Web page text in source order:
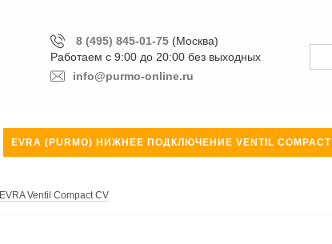
8 (495) 845-01-75 (Москва)
Работаем с 9:00 до 20:00 без выходных
info@purmo-online.ru
EVRA (PURMO) НИЖНЕЕ ПОДКЛЮЧЕНИЕ VENTIL COMPACT
EVRA Ventil Compact CV